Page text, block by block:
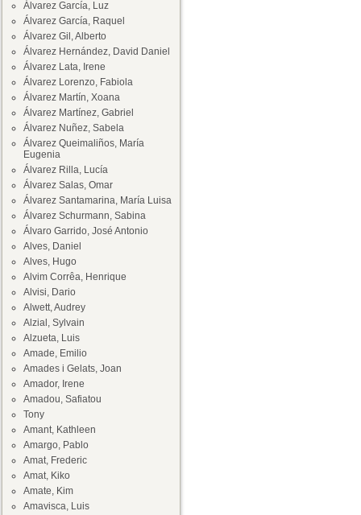
Álvarez García, Luz
Álvarez García, Raquel
Álvarez Gil, Alberto
Álvarez Hernández, David Daniel
Álvarez Lata, Irene
Álvarez Lorenzo, Fabiola
Álvarez Martín, Xoana
Álvarez Martínez, Gabriel
Álvarez Nuñez, Sabela
Álvarez Queimaliños, María
Eugenia
Álvarez Rilla, Lucía
Álvarez Salas, Omar
Álvarez Santamarina, María Luisa
Álvarez Schurmann, Sabina
Álvaro Garrido, José Antonio
Alves, Daniel
Alves, Hugo
Alvim Corrêa, Henrique
Alvisi, Dario
Alwett, Audrey
Alzial, Sylvain
Alzueta, Luis
Amade, Emilio
Amades i Gelats, Joan
Amador, Irene
Amadou, Safiatou
Tony
Amant, Kathleen
Amargo, Pablo
Amat, Frederic
Amat, Kiko
Amate, Kim
Amavisca, Luis